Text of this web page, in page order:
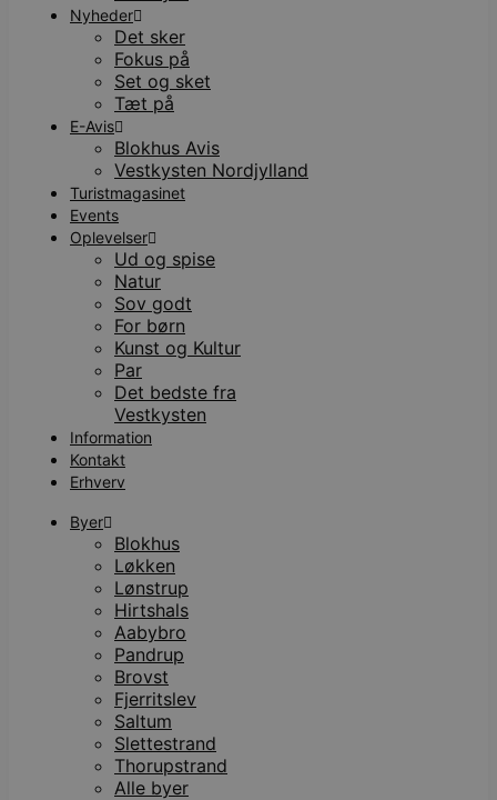
Nyheder
Det sker
Fokus på
Set og sket
Tæt på
E-Avis
Blokhus Avis
Vestkysten Nordjylland
Turistmagasinet
Events
Oplevelser
Ud og spise
Natur
Sov godt
For børn
Kunst og Kultur
Par
Det bedste fra
Vestkysten
Information
Kontakt
Erhverv
Byer
Blokhus
Løkken
Lønstrup
Hirtshals
Aabybro
Pandrup
Brovst
Fjerritslev
Saltum
Slettestrand
Thorupstrand
Alle byer